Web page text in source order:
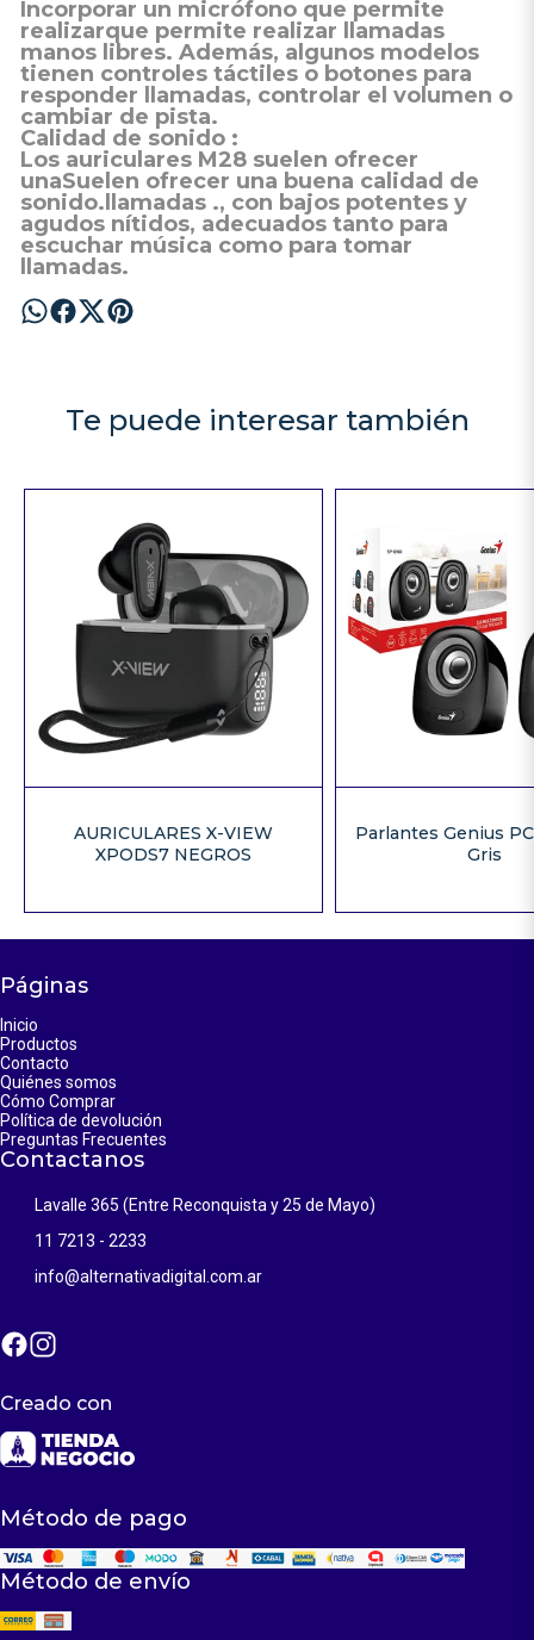
Incorporar un micrófonoque permite
realizarque permite realizar llamadas
manos libres. Además, algunos modelos
tienen controles táctiles o botones para
responder llamadas, controlar el volumen o
cambiar de pista.
Calidad de sonido:
Los auriculares M28suelen ofrecer
unaSuelen ofrecer una buena calidad de
sonido. llamadas ., con bajos potentes y
agudos nítidos, adecuados tanto para
escuchar música como para tomar
llamadas.
Te puede interesar también
AURICULARES X-VIEW
XPODS7 NEGROS
Parlantes Genius
Gris
Páginas
Inicio
Productos
Contacto
Quiénes somos
Cómo Comprar
Política de devolución
Preguntas Frecuentes
Contactanos
Lavalle 365 (Entre Reconquista y 25 de Mayo)
11 7213 - 2233
info@alternativadigital.com.ar
Creado con
Método de pago
Método de envío